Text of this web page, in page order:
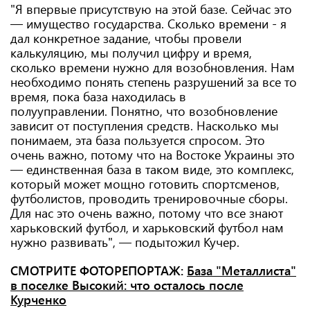
"Я впервые присутствую на этой базе. Сейчас это
— имущество государства. Сколько времени - я
дал конкретное задание, чтобы провели
калькуляцию, мы получил цифру и время,
сколько времени нужно для возобновления. Нам
необходимо понять степень разрушений за все то
время, пока база находилась в
полууправлении. Понятно, что возобновление
зависит от поступления средств. Насколько мы
понимаем, эта база пользуется спросом. Это
очень важно, потому что на Востоке Украины это
— единственная база в таком виде, это комплекс,
который может мощно готовить спортсменов,
футболистов, проводить тренировочные сборы.
Для нас это очень важно, потому что все знают
харьковский футбол, и харьковский футбол нам
нужно развивать", — подытожил Кучер.
СМОТРИТЕ ФОТОРЕПОРТАЖ: База "Металлиста"
в поселке Высокий: что осталось после
Курченко